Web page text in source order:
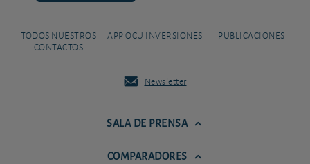
TODOS NUESTROS
CONTACTOS
APP OCU INVERSIONES PUBLICACIONES
Newsletter
SALA DE PRENSA
COMPARADORES